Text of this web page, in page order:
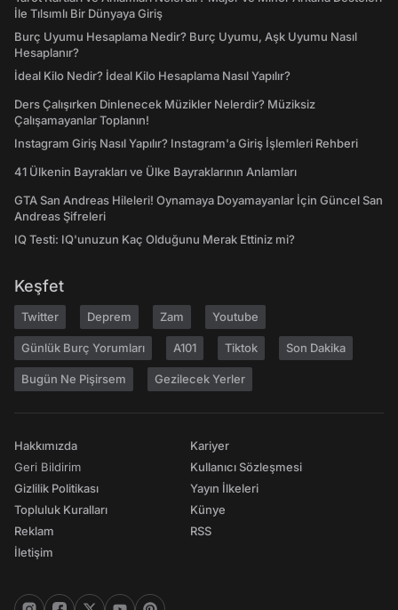
İle Tılsımlı Bir Dünyaya Giriş
Burç Uyumu Hesaplama Nedir? Burç Uyumu, Aşk Uyumu Nasıl
Hesaplanır?
İdeal Kilo Nedir? İdeal Kilo Hesaplama Nasıl Yapılır?
Ders Çalışırken Dinlenecek Müzikler Nelerdir? Müziksiz
Çalışamayanlar Toplanın!
Instagram Giriş Nasıl Yapılır? Instagram'a Giriş İşlemleri Rehberi
41 Ülkenin Bayrakları ve Ülke Bayraklarının Anlamları
GTA San Andreas Hileleri! Oynamaya Doyamayanlar İçin Güncel San
Andreas Şifreleri
IQ Testi: IQ'unuzun Kaç Olduğunu Merak Ettiniz mi?
Keşfet
Twitter Deprem Zam Youtube
Günlük Burç Yorumları A101 Tiktok Son Dakika
Bugün Ne Pişirsem Gezilecek Yerler
Hakkımızda
Geri Bildirim
Gizlilik Politikası
Topluluk Kuralları
Reklam
İletişim
Kariyer
Kullanıcı Sözleşmesi
Yayın İlkeleri
Künye
RSS